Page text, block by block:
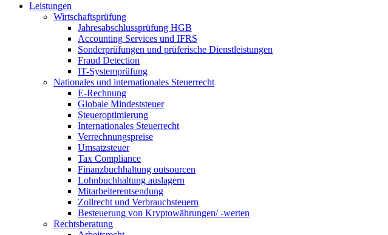
Leistungen
Wirtschaftsprüfung
Jahresabschlussprüfung HGB
Accounting Services und IFRS
Sonderprüfungen und prüferische Dienstleistungen
Fraud Detection
IT-Systemprüfung
Nationales und internationales Steuerrecht
E-Rechnung
Globale Mindeststeuer
Steueroptimierung
Internationales Steuerrecht
Verrechnungspreise
Umsatzsteuer
Tax Compliance
Finanzbuchhaltung outsourcen
Lohnbuchhaltung auslagern
Mitarbeiterentsendung
Zollrecht und Verbrauchsteuern
Besteuerung von Kryptowährungen/ -werten
Rechtsberatung